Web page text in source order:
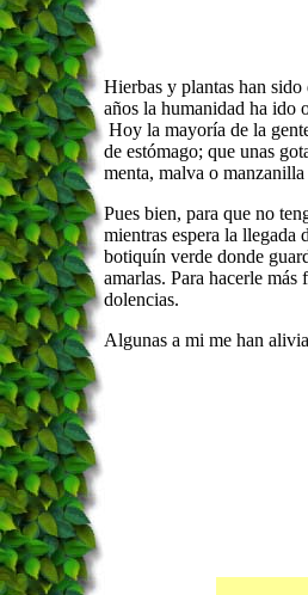
Hierbas y plantas han
años la humanidad ha ido
Hoy la mayoría de la
de estómago; que unas
menta, malva o
Pues bien, para que no
mientras espera la llegada
botiquín verde donde
amarlas. Para hacerle
dolencias.
Algunas a mi me han